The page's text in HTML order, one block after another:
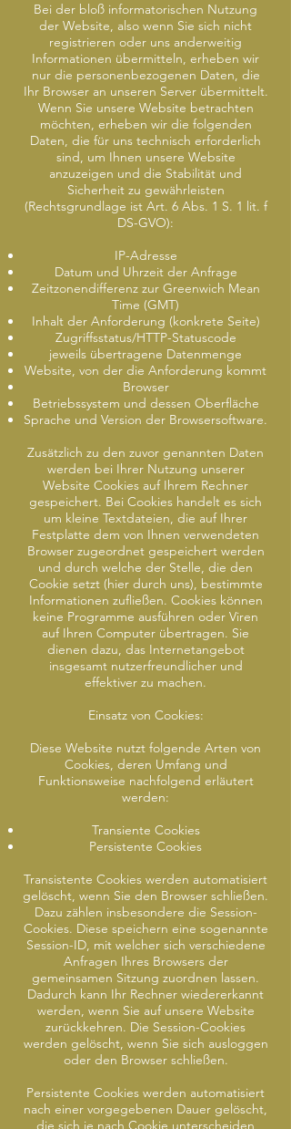
Bei der bloß informatorischen Nutzung
der Website, also wenn Sie sich nicht
registrieren oder uns anderweitig
Informationen übermitteln, erheben wir
nur die personenbezogenen Daten, die
Ihr Browser an unseren Server übermittelt.
Wenn Sie unsere Website betrachten
möchten, erheben wir die folgenden
Daten, die für uns technisch erforderlich
sind, um Ihnen unsere Website
anzuzeigen und die Stabilität und
Sicherheit zu gewährleisten
(Rechtsgrundlage ist Art. 6 Abs. 1 S. 1 lit. f
DS-GVO):
IP-Adresse
Datum und Uhrzeit der Anfrage
Zeitzonendifferenz zur Greenwich Mean
Time (GMT)
Inhalt der Anforderung (konkrete Seite)
Zugriffsstatus/HTTP-Statuscode
jeweils übertragene Datenmenge
Website, von der die Anforderung kommt
Browser
Betriebssystem und dessen Oberfläche
Sprache und Version der Browsersoftware.
Zusätzlich zu den zuvor genannten Daten
werden bei Ihrer Nutzung unserer
Website Cookies auf Ihrem Rechner
gespeichert. Bei Cookies handelt es sich
um kleine Textdateien, die auf Ihrer
Festplatte dem von Ihnen verwendeten
Browser zugeordnet gespeichert werden
und durch welche der Stelle, die den
Cookie setzt (hier durch uns), bestimmte
Informationen zufließen. Cookies können
keine Programme ausführen oder Viren
auf Ihren Computer übertragen. Sie
dienen dazu, das Internetangebot
insgesamt nutzerfreundlicher und
effektiver zu machen.
Einsatz von Cookies:
Diese Website nutzt folgende Arten von
Cookies, deren Umfang und
Funktionsweise nachfolgend erläutert
werden:
Transiente Cookies
Persistente Cookies
Transistente Cookies werden automatisiert
gelöscht, wenn Sie den Browser schließen.
Dazu zählen insbesondere die Session-
Cookies. Diese speichern eine sogenannte
Session-ID, mit welcher sich verschiedene
Anfragen Ihres Browsers der
gemeinsamen Sitzung zuordnen lassen.
Dadurch kann Ihr Rechner wiedererkannt
werden, wenn Sie auf unsere Website
zurückkehren. Die Session-Cookies
werden gelöscht, wenn Sie sich ausloggen
oder den Browser schließen.
Persistente Cookies werden automatisiert
nach einer vorgegebenen Dauer gelöscht,
die sich je nach Cookie unterscheiden